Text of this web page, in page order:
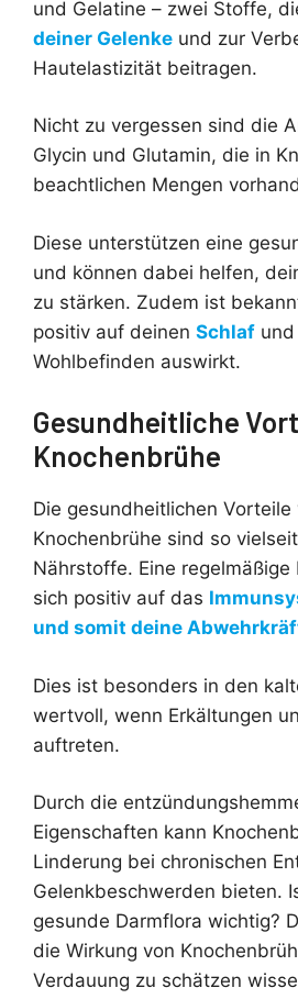
und Gelatine – zwei Stoffe,
deiner Gelenke und zur
Hautelastizität beitragen.
Nicht zu vergessen sind die
Glycin und Glutamin, die in
beachtlichen Mengen
Diese unterstützen eine
und können dabei helfen,
zu stärken. Zudem ist
positiv auf deinen Schlaf
Wohlbefinden auswirkt.
Gesundheitliche
Knochenbrühe
Die gesundheitlichen Vorteile
Knochenbrühe sind so
Nährstoffe. Eine regelmäßige
sich positiv auf das
und somit deine
Dies ist besonders in den
wertvoll, wenn Erkältungen
auftreten.
Durch die
Eigenschaften kann
Linderung bei chronischen
Gelenkbeschwerden bieten.
gesunde Darmflora wichtig?
die Wirkung von
Verdauung zu schätzen